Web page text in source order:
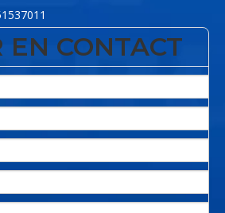
EN CONTACT